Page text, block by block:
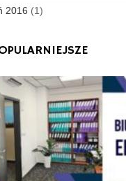
2016 (1)